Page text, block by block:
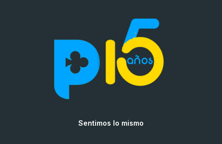
Sentimos lo mismo